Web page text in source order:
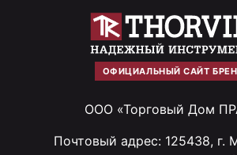
ОФИЦИАЛЬНЫЙ САЙТ
ООО «Торговый Дом
Почтовый адрес: 125438, г.